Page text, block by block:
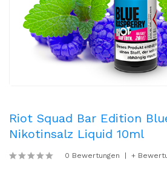
Riot Squad Bar Edition
Nikotinsalz Liquid 10ml
0 Bewertungen +